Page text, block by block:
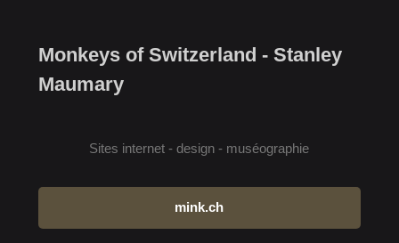
Monkeys of Switzerland - Stanley
Maumary
Sites internet - design - muséographie
mink.ch